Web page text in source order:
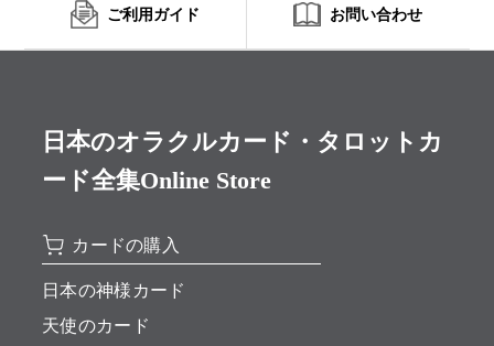
ご利用ガイド お問い合わせ
日本のオラクルカード・タロットカ
ード全集Online Store
カードの購入
日本の神様カード
天使のカード